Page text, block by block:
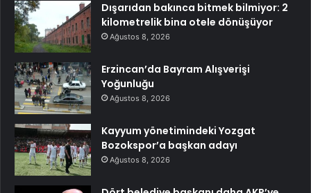
Dışarıdan bakınca bitmek bilmiyor: 2
kilometrelik bina otele dönüşüyor
Ağustos 8, 2026
Erzincan’da Bayram Alışverişi
Yoğunluğu
Ağustos 8, 2026
Kayyum yönetimindeki Yozgat
Bozokspor’a başkan adayı
Ağustos 8, 2026